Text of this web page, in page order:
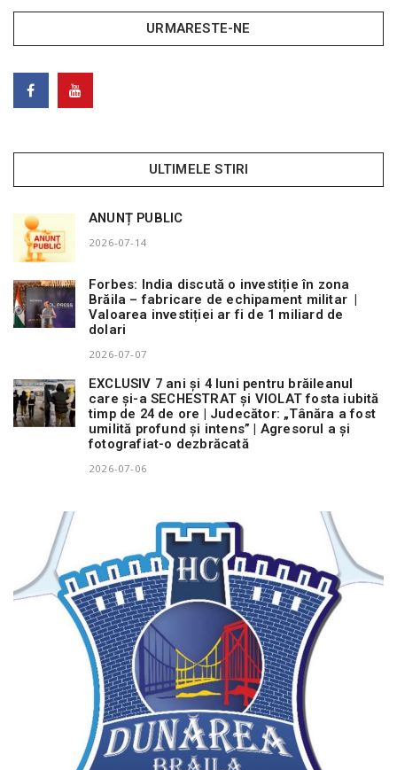
URMARESTE-NE
ULTIMELE STIRI
ANUNȚ PUBLIC
2026-07-14
Forbes: India discută o investiție în zona
Brăila – fabricare de echipament militar |
Valoarea investiției ar fi de 1 miliard de
dolari
2026-07-07
EXCLUSIV 7 ani și 4 luni pentru brăileanul
care și-a SECHESTRAT și VIOLAT fosta iubită
timp de 24 de ore | Judecător: „Tânăra a fost
umilită profund și intens” | Agresorul a și
fotografiat-o dezbrăcată
2026-07-06